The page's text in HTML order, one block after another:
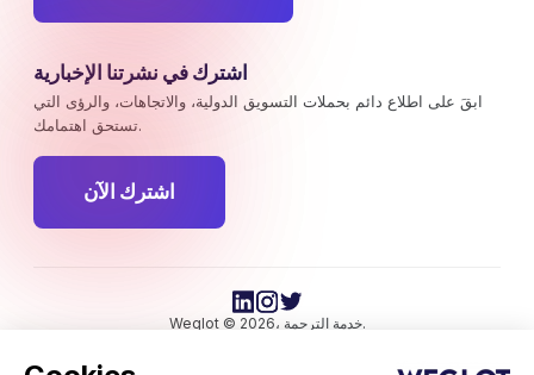
اشترك في نشرتنا الإخبارية
ابقَ على اطلاع دائم بحملات التسويق الدولية، والاتجاهات، والرؤى التي
تستحق اهتمامك.
اشترك الآن
Weglot © 2026، خدمة الترجمة.